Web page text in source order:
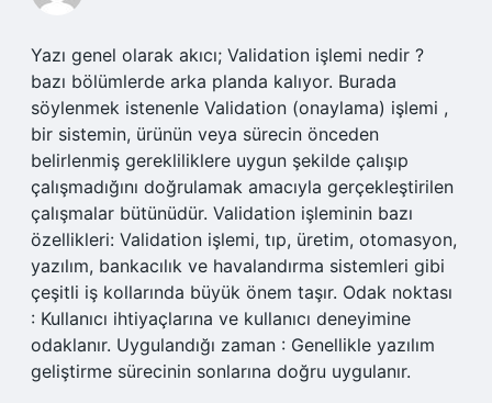
Yazı genel olarak akıcı; Validation işlemi nedir ?
bazı bölümlerde arka planda kalıyor. Burada
söylenmek istenenle Validation (onaylama) işlemi ,
bir sistemin, ürünün veya sürecin önceden
belirlenmiş gerekliliklere uygun şekilde çalışıp
çalışmadığını doğrulamak amacıyla gerçekleştirilen
çalışmalar bütünüdür. Validation işleminin bazı
özellikleri: Validation işlemi, tıp, üretim, otomasyon,
yazılım, bankacılık ve havalandırma sistemleri gibi
çeşitli iş kollarında büyük önem taşır. Odak noktası
: Kullanıcı ihtiyaçlarına ve kullanıcı deneyimine
odaklanır. Uygulandığı zaman : Genellikle yazılım
geliştirme sürecinin sonlarına doğru uygulanır.